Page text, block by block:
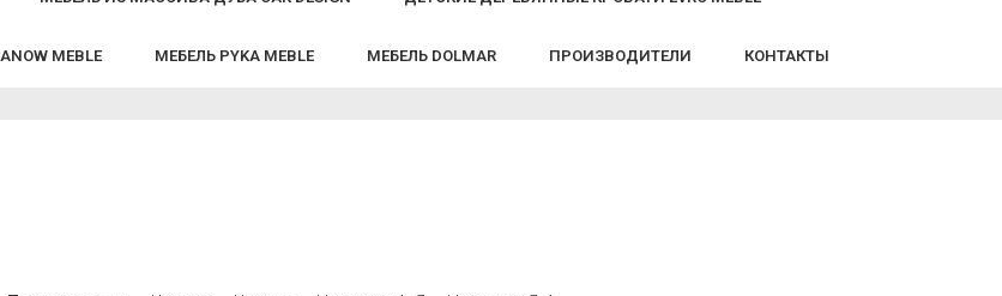
MEBLE МЕБЕЛЬ PYKA MEBLE МЕБЕЛЬ DOLMAR ПРОИЗВОДИТЕЛИ КОНТАКТЫ